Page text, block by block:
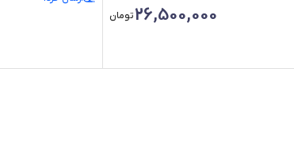
26,500,000تومان